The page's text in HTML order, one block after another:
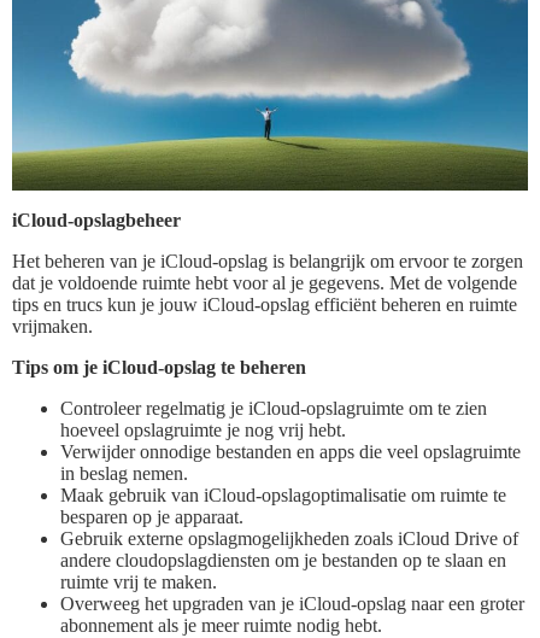
iCloud-opslagbeheer
Het beheren van je iCloud-opslag is belangrijk om ervoor te zorgen
dat je voldoende ruimte hebt voor al je gegevens. Met de volgende
tips en trucs kun je jouw iCloud-opslag efficiënt beheren en ruimte
vrijmaken.
Tips om je iCloud-opslag te beheren
Controleer regelmatig je iCloud-opslagruimte om te zien
hoeveel opslagruimte je nog vrij hebt.
Verwijder onnodige bestanden en apps die veel opslagruimte
in beslag nemen.
Maak gebruik van iCloud-opslagoptimalisatie om ruimte te
besparen op je apparaat.
Gebruik externe opslagmogelijkheden zoals iCloud Drive of
andere cloudopslagdiensten om je bestanden op te slaan en
ruimte vrij te maken.
Overweeg het upgraden van je iCloud-opslag naar een groter
abonnement als je meer ruimte nodig hebt.